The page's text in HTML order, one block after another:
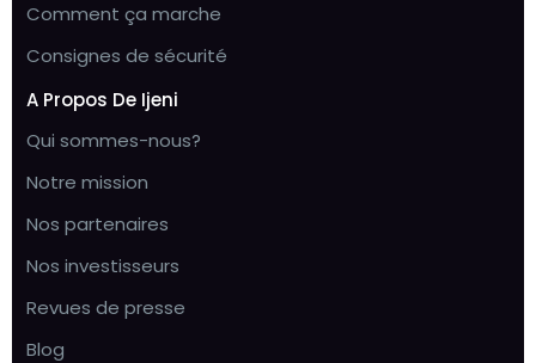
Comment ça marche
Consignes de sécurité
A Propos De Ijeni
Qui sommes-nous?
Notre mission
Nos partenaires
Nos investisseurs
Revues de presse
Blog